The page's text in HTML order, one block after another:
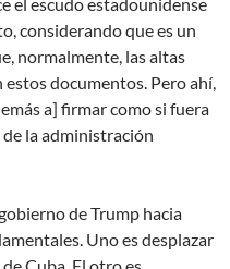
considerando que es un
normalmente, las altas
documentos. Pero ahí,
a] firmar como si fuera
la administración
de Trump hacia
Uno es desplazar